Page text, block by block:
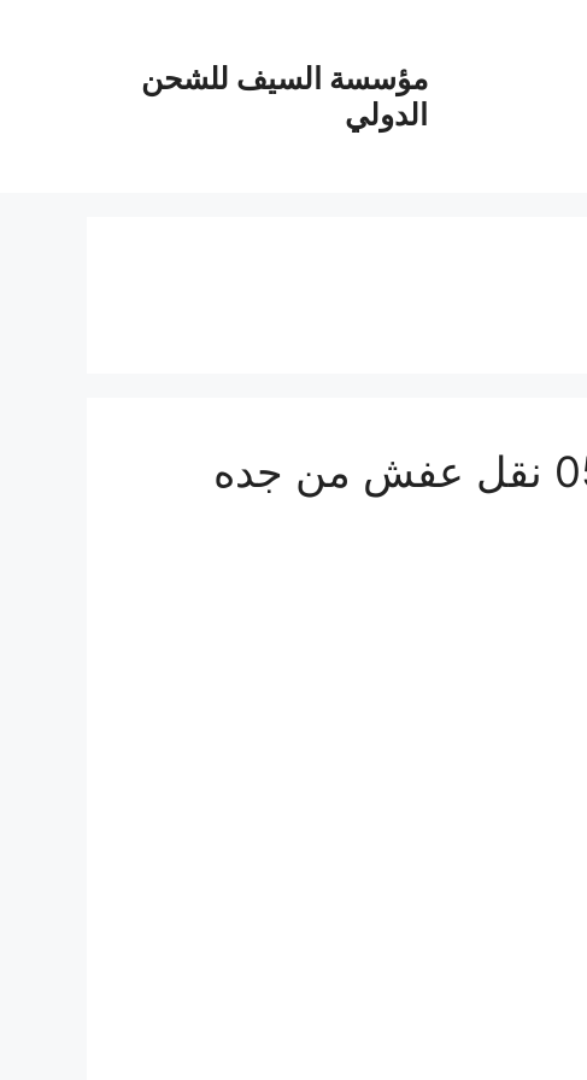
مؤسسة السيف للشحن
الدولي
شركة شحن من جدة الي سلطنة عمان 0555915287 نقل عفش من جده